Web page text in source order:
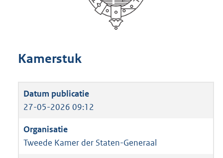
Kamerstuk
27-05-2026 09:12
Tweede Kamer der Staten-Generaal